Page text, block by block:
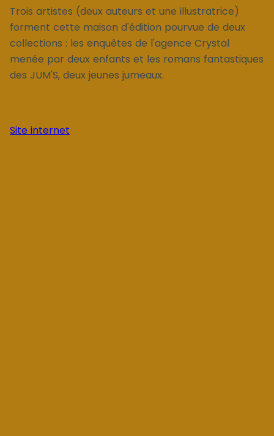
Trois artistes (deux auteurs et une illustratrice)
forment cette maison d'édition pourvue de deux
collections : les enquêtes de l'agence Crystal
menée par deux enfants et les romans fantastiques
des JUM'S, deux jeunes jumeaux.
Site internet